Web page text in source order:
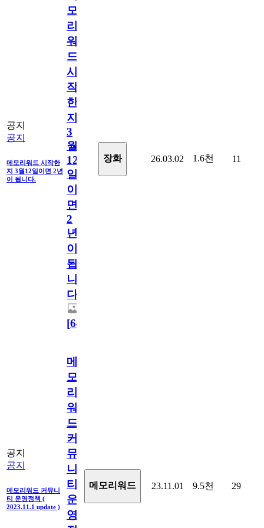
공지
공지
메모리워드 시작한
지 3월12일이면 2년
이 됩니다.
모
리
워
드
시
작
한
지
3
월
12
일
이
면
2
년
이
됩
니
다.
[64
장화 26.03.02 1.6천 11
공지
공지
메모리워드 커뮤니
티 운영정책 (
2023.11.1 update )
메
모
리
워
드
커
뮤
니
티
운
영
메모리워드 23.11.01 9.5천 29